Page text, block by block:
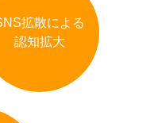
拡散による
認知拡大